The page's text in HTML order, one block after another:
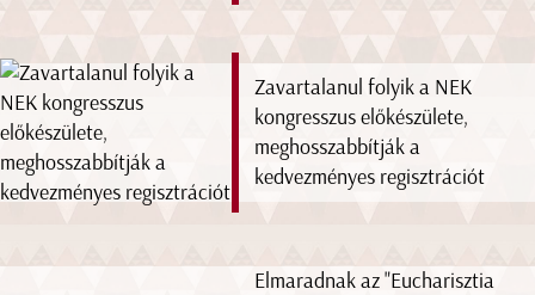
Zavartalanul folyik a NEK
kongresszus előkészülete,
meghosszabbítják a
kedvezményes regisztrációt
Elmaradnak az "Eucharisztia